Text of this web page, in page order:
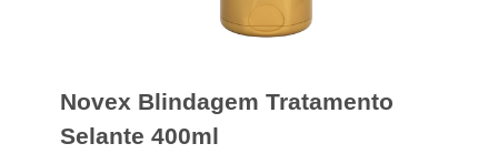
Novex Blindagem Tratamento
Selante 400ml